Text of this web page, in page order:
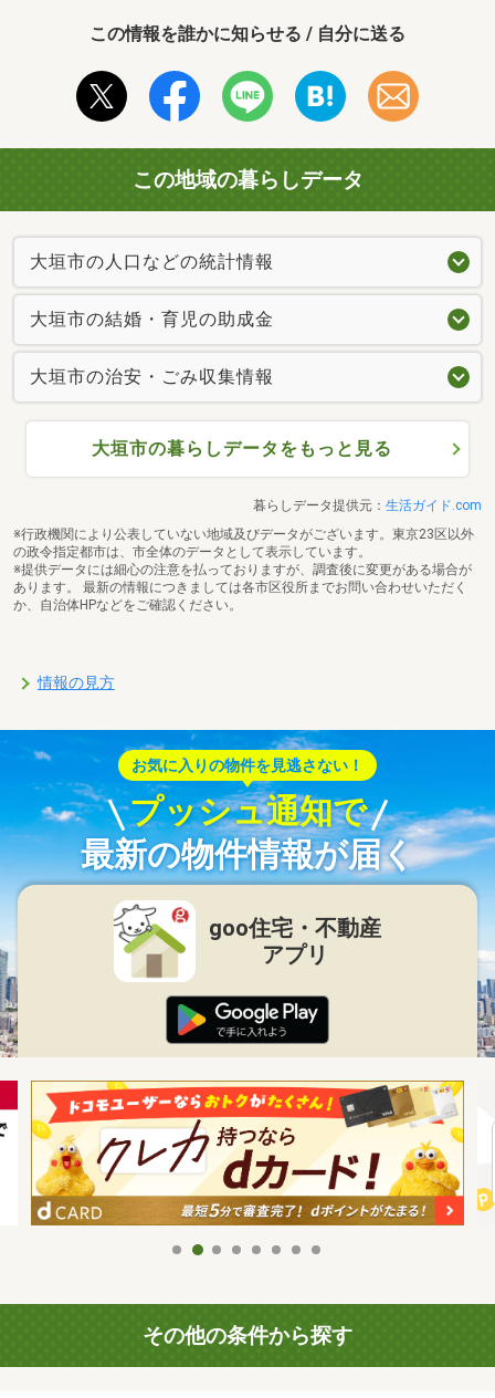
この情報を誰かに知らせる / 自分に送る
この地域の暮らしデータ
大垣市の人口などの統計情報
大垣市の結婚・育児の助成金
大垣市の治安・ごみ収集情報
大垣市の暮らしデータをもっと見る
暮らしデータ提供元： 生活ガイド.com
※行政機関により公表していない地域及びデータがございます。東京23区以外
の政令指定都市は、市全体のデータとして表示しています。
※提供データには細心の注意を払っておりますが、調査後に変更がある場合が
あります。 最新の情報につきましては各市区役所までお問い合わせいただく
か、自治体HPなどをご確認ください。
情報の見方
お気に入りの物件を見逃さない！
プッシュ通知で
最新の物件情報が届く
goo住宅・不動産
アプリ
その他の条件から探す